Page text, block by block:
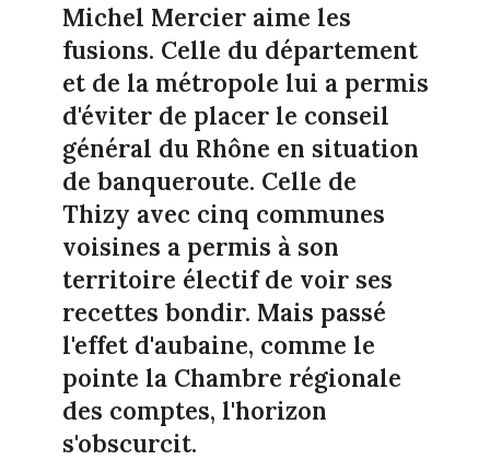
Michel Mercier aime les
fusions. Celle du département
et de la métropole lui a permis
d'éviter de placer le conseil
général du Rhône en situation
de banqueroute. Celle de
Thizy avec cinq communes
voisines a permis à son
territoire électif de voir ses
recettes bondir. Mais passé
l'effet d'aubaine, comme le
pointe la Chambre régionale
des comptes, l'horizon
s'obscurcit.